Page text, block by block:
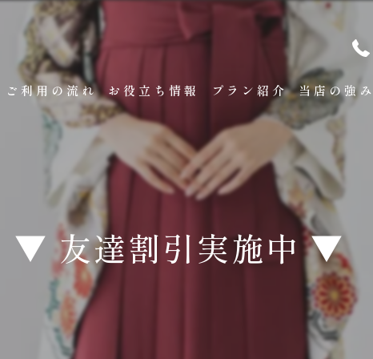
ご利用の流れ お役立ち情報 プラン紹介 当店の強み
卒業式
成人式
展示会
試着
▼ 友達割引実施中 ▼